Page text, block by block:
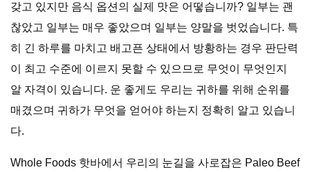
갖고 있지만 음식 옵션의 실제 맛은 어떻습니까? 일부는 괜
찮았고 일부는 매우 좋았으며 일부는 양말을 벗었습니다. 특
히 긴 하루를 마치고 배고픈 상태에서 방황하는 경우 판단력
이 최고 수준에 이르지 못할 수 있으므로 무엇이 무엇인지
알 자격이 있습니다. 운 좋게도 우리는 귀하를 위해 순위를
매겼으며 귀하가 무엇을 얻어야 하는지 정확히 알고 있습니
다.
Whole Foods 핫바에서 우리의 눈길을 사로잡은 Paleo Beef